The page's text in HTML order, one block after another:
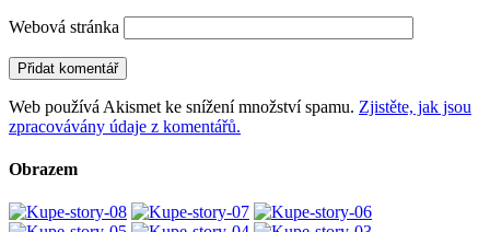
Webová stránka
Web používá Akismet ke snížení množství spamu. Zjistěte, jak jsou
zpracovávány údaje z komentářů.
Obrazem